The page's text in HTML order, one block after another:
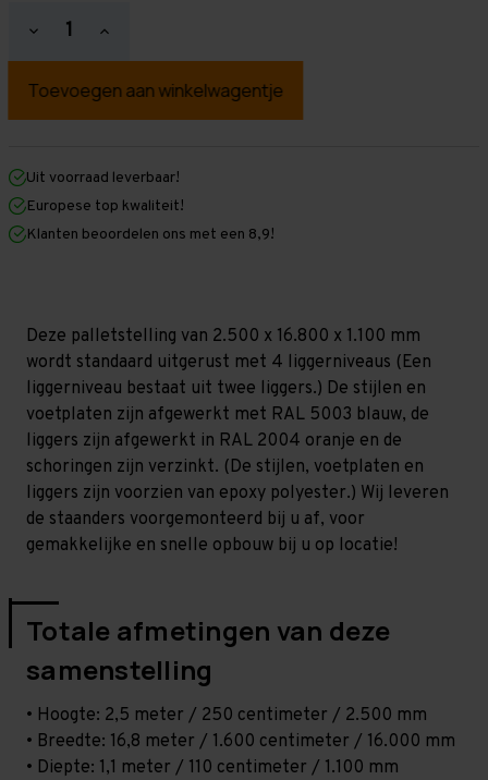
Hoeveelheid
verlagen
Palletstelling
mm
mm
x
1.100
mm
Licht
-
T80
Hoeveelheid
verhogen
Palletstelling
mm
mm
1.100
mm
Licht
-
T80
Uit voorraad leverbaar!
Europese top kwaliteit!
Klanten beoordelen ons met een 8,9!
Deze palletstelling van 2.500 x 16.800 x 1.100 mm
wordt standaard uitgerust met 4 liggerniveaus (Een
liggerniveau bestaat uit twee liggers.) De stijlen en
voetplaten zijn afgewerkt met RAL 5003 blauw, de
liggers zijn afgewerkt in RAL 2004 oranje en de
schoringen zijn verzinkt. (De stijlen, voetplaten en
liggers zijn voorzien van epoxy polyester.) Wij leveren
de staanders voorgemonteerd bij u af, voor
gemakkelijke en snelle opbouw bij u op locatie!
Totale afmetingen van deze
samenstelling
• Hoogte: 2,5 meter / 250 centimeter / 2.500 mm
• Breedte: 16,8 meter / 1.600 centimeter / 16.000 mm
• Diepte: 1,1 meter / 110 centimeter / 1.100 mm